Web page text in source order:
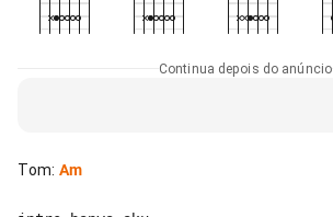
Continua depois do anúncio
Tom: Am